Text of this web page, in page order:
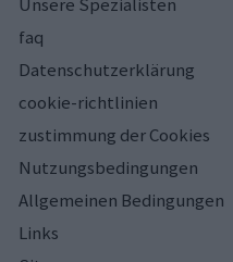
faq
Datenschutzerklärung
cookie-richtlinien
zustimmung der Cookies
Nutzungsbedingungen
Allgemeinen Bedingungen
Links